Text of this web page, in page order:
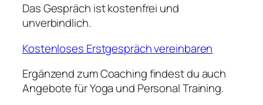
Das Gespräch ist kostenfrei und
unverbindlich.
Kostenloses Erstgespräch vereinbaren
Ergänzend zum Coaching findest du auch
Angebote für Yoga und Personal Training.